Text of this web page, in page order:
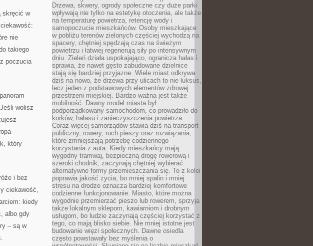
skręcić w
nie
takiego
poczucia
wolisz
który
i bez
ciekawość,
kiedy
albo gdy
– są w
Drzewa, skwery, ogrody społeczne czy duże parki
wpływają nie tylko na estetykę otoczenia, ale także
na temperaturę powietrza, retencję wody i
samopoczucie mieszkańców. Osoby mieszkające
w pobliżu terenów zielonych częściej wychodzą na
spacery, chętniej spędzają czas na świeżym
powietrzu i łatwiej regenerują siły po intensywnym
dniu. Zieleń działa uspokajająco, ogranicza hałas i
sprawia, że nawet gęsto zabudowane dzielnice
stają się bardziej przyjazne. Wiele miast odkrywa
dziś na nowo, że drzewa przy ulicach to nie luksus,
lecz jeden z podstawowych elementów zdrowej
przestrzeni miejskiej. Bardzo ważna jest także
mobilność. Dawny model miasta był
podporządkowany samochodom, co prowadziło do
korków, hałasu i zanieczyszczenia powietrza.
Coraz więcej samorządów stawia dziś na transport
publiczny, rowery, ruch pieszy oraz rozwiązania,
które zmniejszają potrzebę codziennego
korzystania z auta. Kiedy mieszkańcy mają
wygodny tramwaj, bezpieczną drogę rowerową i
szeroki chodnik, zaczynają chętniej wybierać
alternatywne formy przemieszczania się. To z kolei
poprawia jakość życia, bo mniej spalin i mniej
stresu na drodze oznacza bardziej komfortowe
codzienne funkcjonowanie. Miasto, które można
wygodnie przemierzać pieszo lub rowerem, sprzyja
także lokalnym sklepom, kawiarniom i drobnym
usługom, bo ludzie zaczynają częściej korzystać z
tego, co mają blisko siebie. Nie mniej istotne jest
budowanie więzi społecznych. Dawne osiedla
często powstawały bez myślenia o